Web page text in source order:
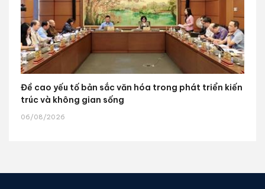
Đề cao yếu tố bản sắc văn hóa trong phát triển kiến
trúc và không gian sống
06/08/2026